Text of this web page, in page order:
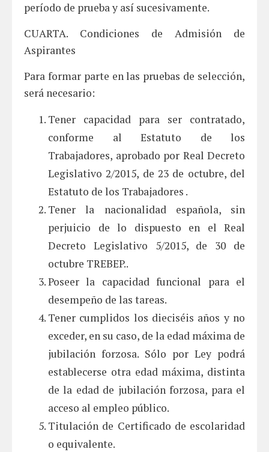
período de prueba y así sucesivamente.
CUARTA. Condiciones de Admisión de
Aspirantes
Para formar parte en las pruebas de selección,
será necesario:
Tener capacidad para ser contratado,
conforme al Estatuto de los
Trabajadores, aprobado por Real Decreto
Legislativo 2/2015, de 23 de octubre, del
Estatuto de los Trabajadores .
Tener la nacionalidad española, sin
perjuicio de lo dispuesto en el Real
Decreto Legislativo 5/2015, de 30 de
octubre TREBEP..
Poseer la capacidad funcional para el
desempeño de las tareas.
Tener cumplidos los dieciséis años y no
exceder, en su caso, de la edad máxima de
jubilación forzosa. Sólo por Ley podrá
establecerse otra edad máxima, distinta
de la edad de jubilación forzosa, para el
acceso al empleo público.
Titulación de Certificado de escolaridad
o equivalente.